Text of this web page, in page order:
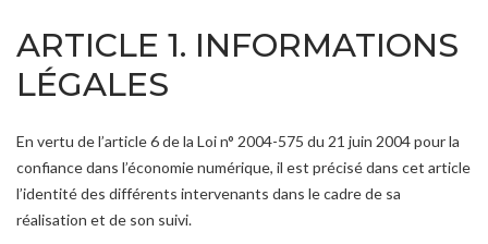
ARTICLE 1. INFORMATIONS
LÉGALES
En vertu de l’article 6 de la Loi n° 2004-575 du 21 juin 2004 pour la
confiance dans l’économie numérique, il est précisé dans cet article
l’identité des différents intervenants dans le cadre de sa
réalisation et de son suivi.